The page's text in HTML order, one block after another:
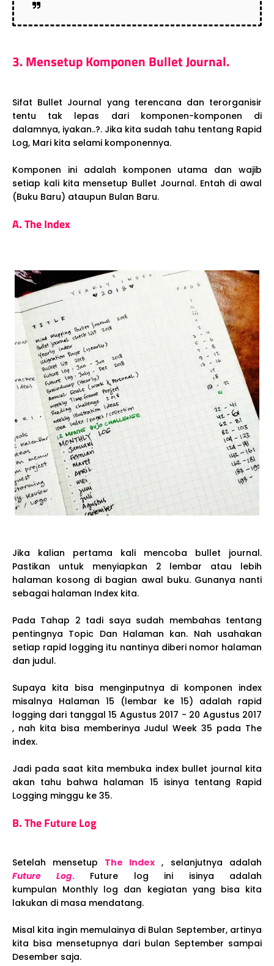
3. Mensetup Komponen Bullet Journal.
Sifat Bullet Journal yang terencana dan terorganisir
tentu tak lepas dari komponen-komponen di
dalamnya, iyakan..?. Jika kita sudah tahu tentang Rapid
Log, Mari kita selami komponennya.
Komponen ini adalah komponen utama dan wajib
setiap kali kita mensetup Bullet Journal. Entah di awal
(Buku Baru) ataupun Bulan Baru.
A. The Index
Jika kalian pertama kali mencoba bullet journal.
Pastikan untuk menyiapkan 2 lembar atau lebih
halaman kosong di bagian awal buku. Gunanya nanti
sebagai halaman Index kita.
Pada Tahap 2 tadi saya sudah membahas tentang
pentingnya Topic Dan Halaman kan. Nah usahakan
setiap rapid logging itu nantinya diberi nomor halaman
dan judul.
Supaya kita bisa menginputnya di komponen index
misalnya Halaman 15 (lembar ke 15) adalah rapid
logging dari tanggal 15 Agustus 2017 - 20 Agustus 2017
, nah kita bisa memberinya Judul Week 35 pada The
index.
Jadi pada saat kita membuka index bullet journal kita
akan tahu bahwa halaman 15 isinya tentang Rapid
Logging minggu ke 35.
B. The Future Log
Setelah mensetup The Index , selanjutnya adalah
Future Log.Future log ini isinya adalah
kumpulan Monthly log dan kegiatan yang bisa kita
lakukan di masa mendatang.
Misal kita ingin memulainya di Bulan September, artinya
kita bisa mensetupnya dari bulan September sampai
Desember saja.